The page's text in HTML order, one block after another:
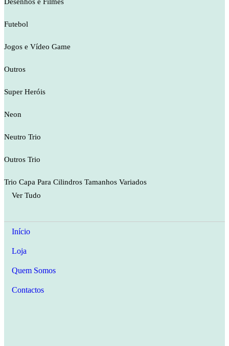
Futebol
Jogos e Vídeo Game
Outros
Super Heróis
Neon
Neutro Trio
Outros Trio
Trio Capa Para Cilindros Tamanhos Variados
Ver Tudo
Início
Loja
Quem Somos
Contactos